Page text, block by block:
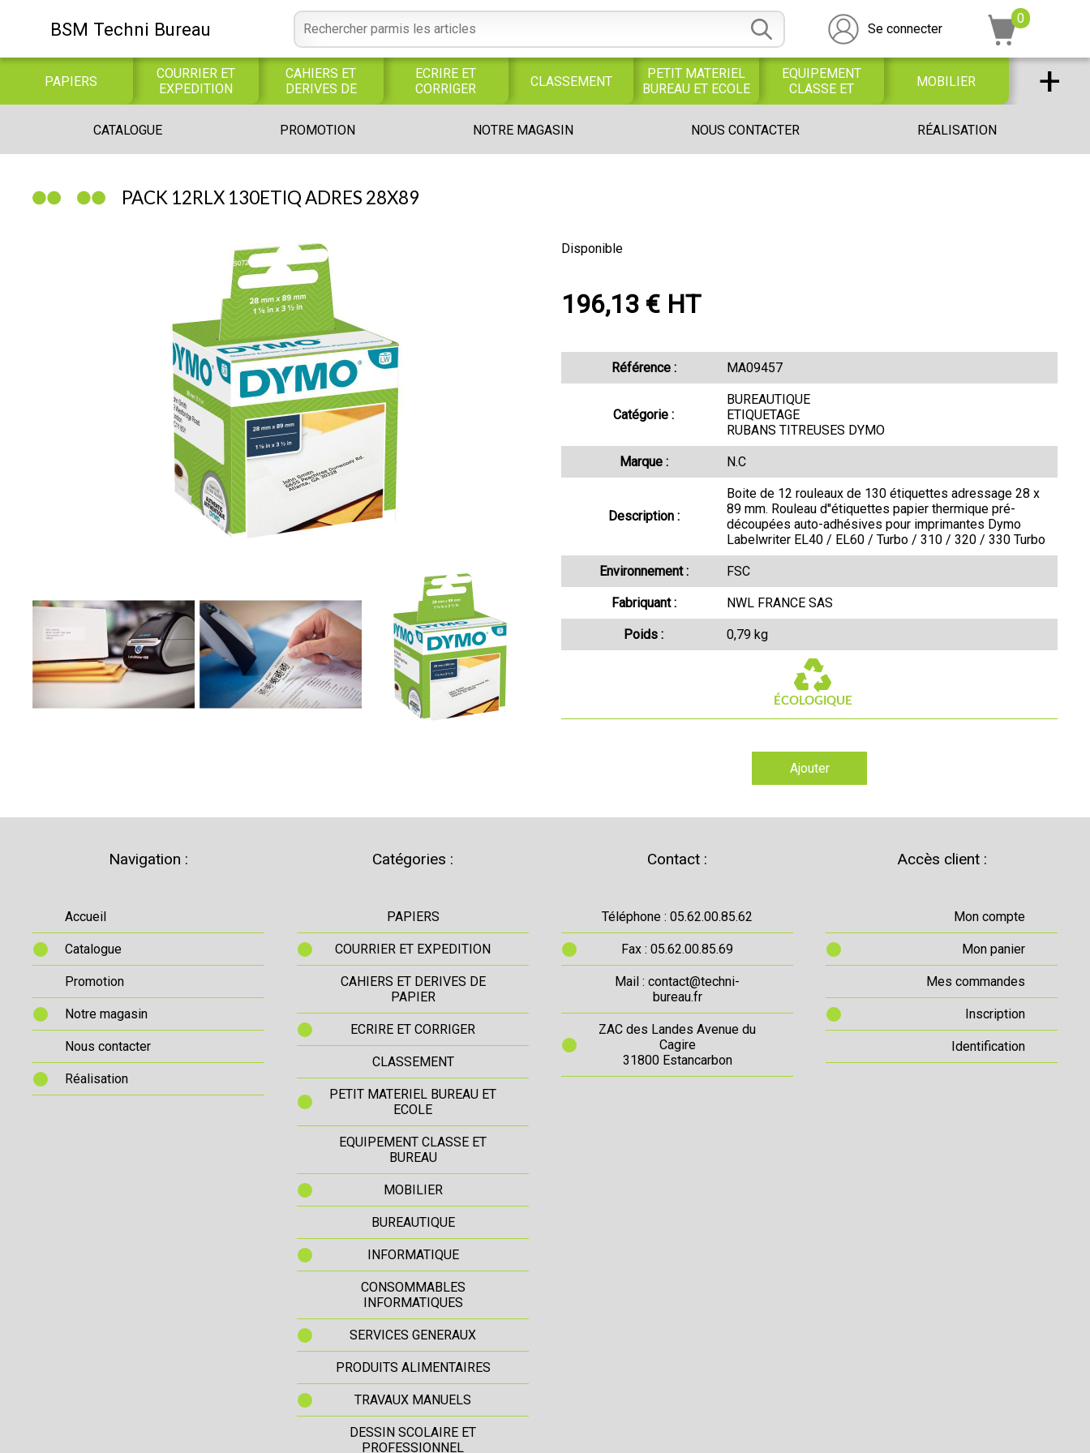
BSM Techni Bureau Se connecter
0
PAPIERS
COURRIER ET
EXPEDITION
CAHIERS ET
DERIVES DE
PAPIER
ECRIRE ET
CORRIGER
CLASSEMENT
PETIT MATERIEL
BUREAU ET ECOLE
EQUIPEMENT
CLASSE ET
BUREAU
MOBILIER
BUREAUTIQUE INFORMATIQUE
INFORMATIQUES
ALIMENTAIRES
MANUELS
PROFESSIONNEL
UNIVERS PETITE
ENFANCE
+
CATALOGUE PROMOTION NOTRE MAGASIN NOUS CONTACTER RÉALISATION
PACK 12RLX 130ETIQ ADRES 28X89
Disponible
196,13 € HT
Référence : MA09457
Catégorie :
BUREAUTIQUE
ETIQUETAGE
RUBANS TITREUSES DYMO
Marque : N.C
Description :
Boite de 12 rouleaux de 130 étiquettes adressage 28 x
89 mm. Rouleau d''étiquettes papier thermique pré-
découpées auto-adhésives pour imprimantes Dymo
Labelwriter EL40 / EL60 / Turbo / 310 / 320 / 330 Turbo
Environnement : FSC
Fabriquant : NWL FRANCE SAS
Poids : 0,79 kg
Ajouter
Navigation :
Accueil
Catalogue
Promotion
Notre magasin
Nous contacter
Réalisation
Catégories :
PAPIERS
COURRIER ET EXPEDITION
CAHIERS ET DERIVES DE
PAPIER
ECRIRE ET CORRIGER
CLASSEMENT
PETIT MATERIEL BUREAU ET
ECOLE
EQUIPEMENT CLASSE ET
BUREAU
MOBILIER
BUREAUTIQUE
INFORMATIQUE
CONSOMMABLES
INFORMATIQUES
SERVICES GENERAUX
PRODUITS ALIMENTAIRES
TRAVAUX MANUELS
DESSIN SCOLAIRE ET
PROFESSIONNEL
Contact :
Téléphone : 05.62.00.85.62
Fax : 05.62.00.85.69
Mail : contact@techni-
bureau.fr
ZAC des Landes Avenue du
Cagire
31800 Estancarbon
Accès client :
Mon compte
Mon panier
Mes commandes
Inscription
Identification